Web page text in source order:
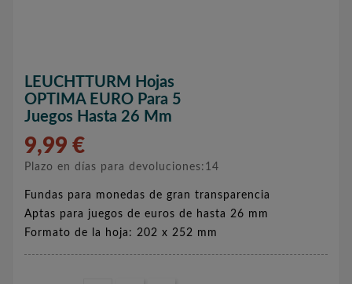
LEUCHTTURM Hojas
OPTIMA EURO Para 5
Juegos Hasta 26 Mm
9,99 €
Plazo en días para devoluciones:14
Fundas para monedas de gran transparencia
Aptas para juegos de euros de hasta 26 mm
Formato de la hoja: 202 x 252 mm